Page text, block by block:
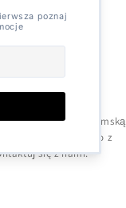
bieliznę damską
są bezpośrednio z
się z nami: